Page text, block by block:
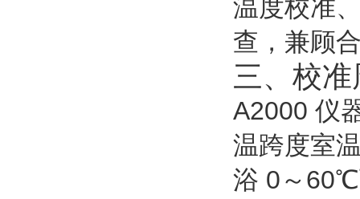
温度校准
查，兼顾
三、校
A2000 仪
温跨度室
浴 0～60℃